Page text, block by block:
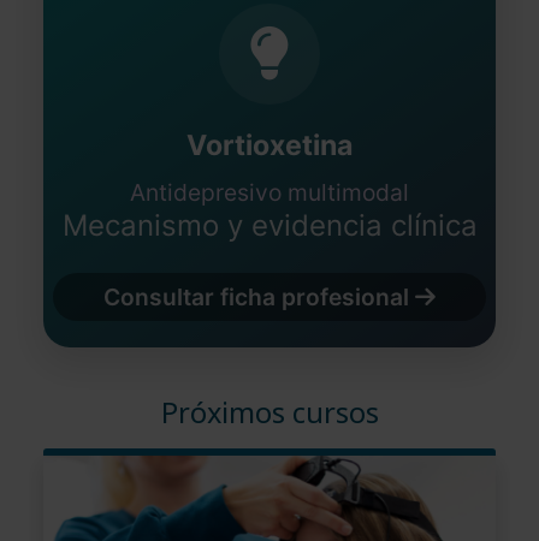
Vortioxetina
Antidepresivo multimodal
Mecanismo y evidencia clínica
Consultar ficha profesional
Próximos cursos